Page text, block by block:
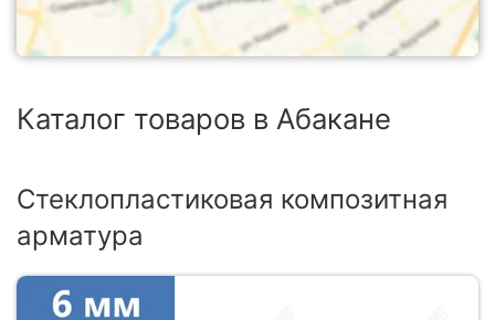
Каталог товаров в Абакане
Стеклопластиковая композитная
арматура